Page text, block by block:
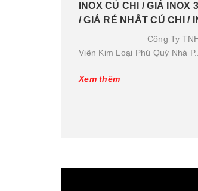
INOX CỦ CHI / GIÁ INOX
/ GIÁ RẺ NHẤT CỦ CHI /
Công Ty TNHH
Viên Kim Loại Phú Quý Nhà
Xem thêm